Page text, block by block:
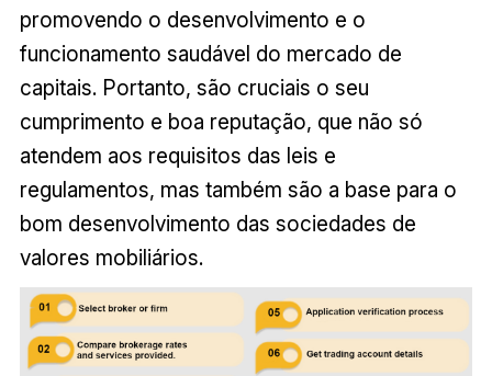
promovendo o desenvolvimento e o
funcionamento saudável do mercado de
capitais. Portanto, são cruciais o seu
cumprimento e boa reputação, que não só
atendem aos requisitos das leis e
regulamentos, mas também são a base para o
bom desenvolvimento das sociedades de
valores mobiliários.